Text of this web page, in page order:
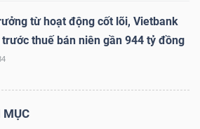
từ hoạt động cốt lõi, Vietbank
thuế bán niên gần 944 tỷ đồng
MỤC
Chỉ số Chứng chỉ quỹ